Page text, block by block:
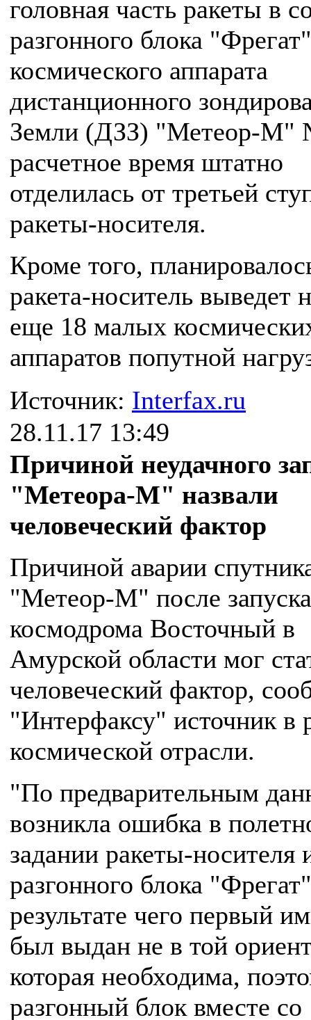
головная часть ракеты в
разгонного блока
космического аппарата
дистанционного
Земли (ДЗЗ) "Метеор-М"
расчетное время штатно
отделилась от третьей
ракеты-носителя.
Кроме того,
ракета-носитель выведет
еще 18 малых
аппаратов попутной
Источник: Interfax.ru
28.11.17 13:49
Причиной неудачного
"Метеора-М" назвали
человеческий фактор
Причиной аварии
"Метеор-М" после
космодрома Восточный в
Амурской области мог
человеческий фактор,
"Интерфаксу" источник в
космической отрасли.
"По предварительным
возникла ошибка в
задании ракеты-носителя
разгонного блока
результате чего первый
был выдан не в той
которая необходима,
разгонный блок вместе со